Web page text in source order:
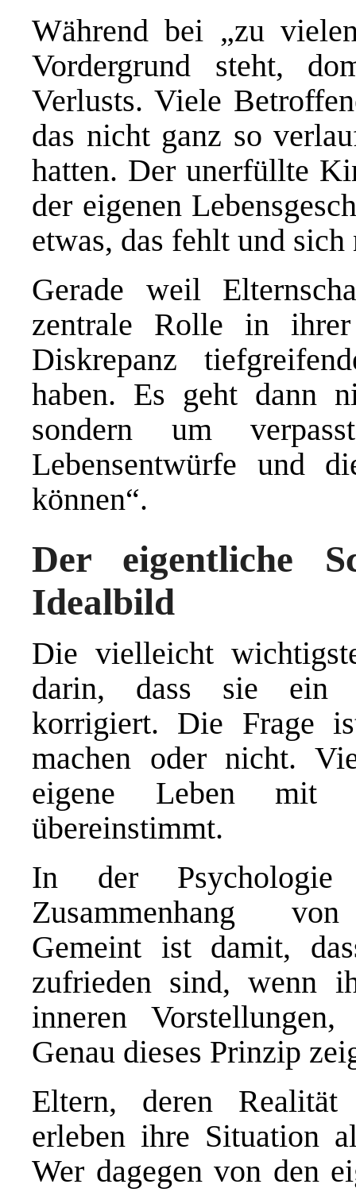
Während bei „zu
Vordergrund steht,
Verlusts. Viele
das nicht ganz so
hatten. Der unerfüllte
der eigenen
etwas, das fehlt und
Gerade weil
zentrale Rolle in
Diskrepanz
haben. Es geht dann
sondern um
Lebensentwürfe und
können“.
Der eigentliche
Idealbild
Die vielleicht
darin, dass sie ein
korrigiert. Die Frage
machen oder nicht.
eigene Leben mit
übereinstimmt.
In der
Zusammenhang von
Gemeint ist damit,
zufrieden sind, wenn
inneren
Genau dieses Prinzip
Eltern, deren Realität
erleben ihre Situation
Wer dagegen von den